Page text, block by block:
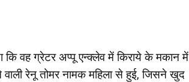
कि वह ग्रेटर अप्पू एन्क्लेव में किराये के मकान में
रेनू तोमर नामक महिला से हुई, जिसने खुद